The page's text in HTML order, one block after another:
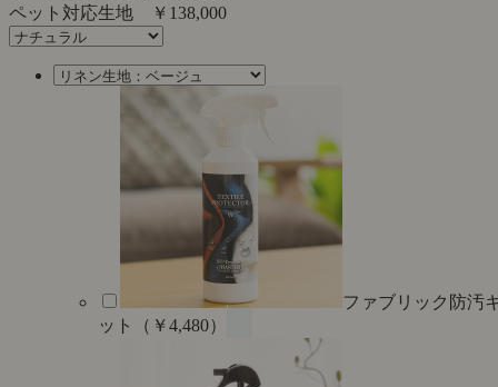
ペット対応生地
￥138,000
ファブリック防汚
ット（￥4,480）